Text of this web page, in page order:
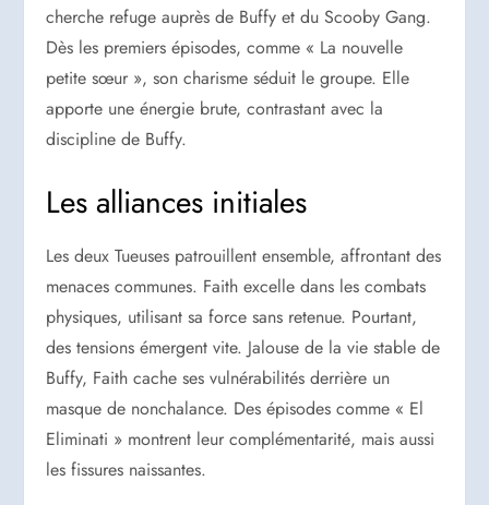
cherche refuge auprès de Buffy et du Scooby Gang.
Dès les premiers épisodes, comme « La nouvelle
petite sœur », son charisme séduit le groupe. Elle
apporte une énergie brute, contrastant avec la
discipline de Buffy.
Les alliances initiales
Les deux Tueuses patrouillent ensemble, affrontant des
menaces communes. Faith excelle dans les combats
physiques, utilisant sa force sans retenue. Pourtant,
des tensions émergent vite. Jalouse de la vie stable de
Buffy, Faith cache ses vulnérabilités derrière un
masque de nonchalance. Des épisodes comme « El
Eliminati » montrent leur complémentarité, mais aussi
les fissures naissantes.